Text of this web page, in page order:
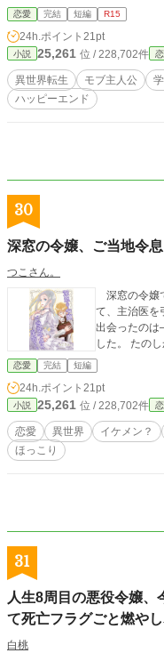
世界なのです。 その事件の開始の合図かのように襲われる一番目の犠牲者とい
うのが、なんとこの私なのです
りも私の推しがいる世界で推し
＊ホラーゲームとありますが、全くホラ
くあるお話です。さらりと読んでい
は節穴のため、誤字脱字は存在します。 ＊小説家になろう様
ます。
恋愛 完結 短編 R15
24h.ポイント 21pt
小説 25,261 位 / 228,702件
異世界転生 モブ主人公
ハッピーエンド
30
深窓の令嬢、ご当地令息
つこさん。
深窓の令嬢
て、主治医
出会ったのは―― タイトルから思いついて五時
した。 たのし
恋愛 完結 短編
24h.ポイント 21pt
小説 25,261 位 / 228,702件
恋愛 異世界 イケメン？
ほっこり
31
人生8周目の悪役令嬢、
て死亡フラグごと燃やし
白桃